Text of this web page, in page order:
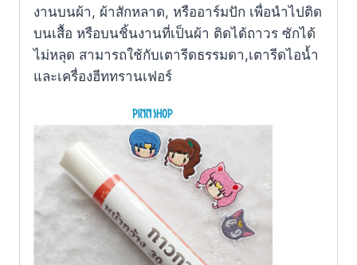
งานบนผ้า, ผ้าสักหลาด, หรืออาร์มปัก เพื่อนำไปติด
บนเสื้อ หรือบนชิ้นงานที่เป็นผ้า ติดได้ถาวร ซักได้
ไม่หลุด สามารถใช้กับเตารีดธรรมดา,เตารีดไอน้ำ
และเครื่องฮีททรานเฟอร์